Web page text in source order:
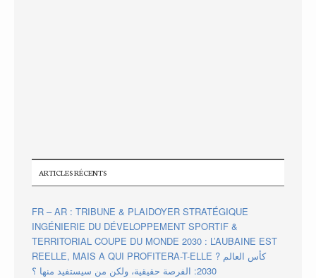
ARTICLES RÉCENTS
FR – AR : TRIBUNE & PLAIDOYER STRATÉGIQUE
INGÉNIERIE DU DÉVELOPPEMENT SPORTIF &
TERRITORIAL COUPE DU MONDE 2030 : L’AUBAINE EST
REELLE, MAIS A QUI PROFITERA-T-ELLE ? كأس العالم
2030: الفرصة حقيقية، ولكن من سيستفيد منها ؟